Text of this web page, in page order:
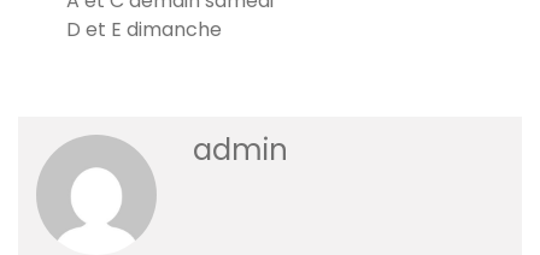
D et E dimanche
admin